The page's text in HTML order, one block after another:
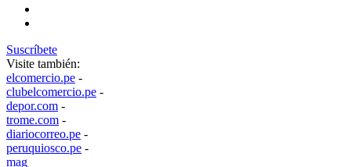
Suscríbete
Visite también:
elcomercio.pe -
clubelcomercio.pe -
depor.com -
trome.com -
diariocorreo.pe -
peruquiosco.pe -
mag